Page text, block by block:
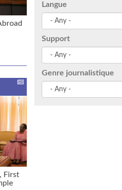
First
Langue
Support
Genre journalistique